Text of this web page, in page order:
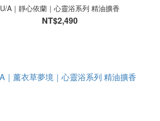
U/A｜靜心依蘭｜心靈浴系列 精油擴香
NT$2,490